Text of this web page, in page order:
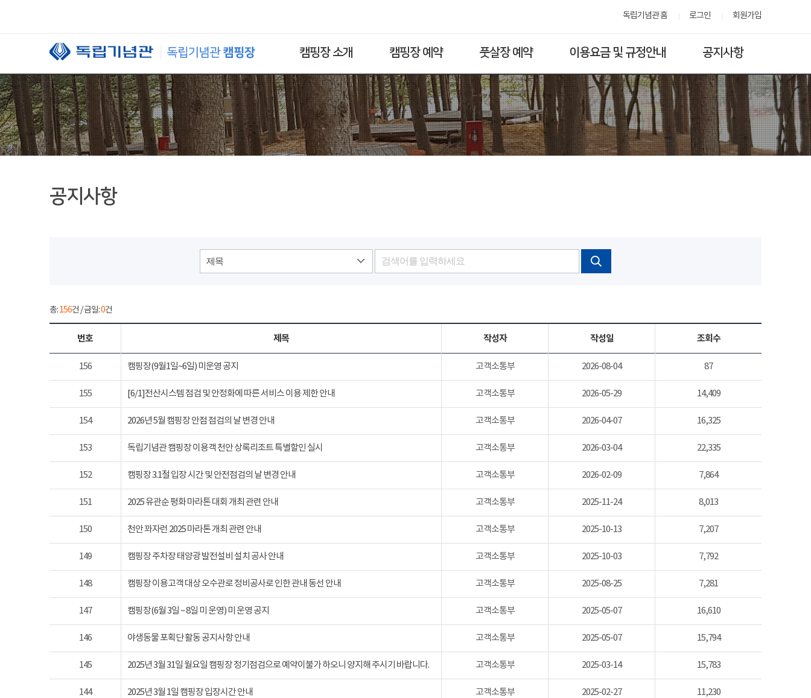
독립기념관 홈 로그인 회원가입
캠핑장 소개 캠핑장 예약 풋살장 예약 이용요금 및 규정안내 공지사항
공지사항
제목
총:156건 / 금일:0건
번호 제목 작성자 작성일 조회수
156 캠핑장(9월1일~6일) 미운영 공지 고객소통부 2026-08-04 87
155 [6/1]전산시스템 점검 및 안정화에 따른 서비스 이용 제한 안내 고객소통부 2026-05-29 14,409
154 2026년 5월 캠핑장 안점 점검의 날 변경 안내 고객소통부 2026-04-07 16,325
153 독립기념관 캠핑장 이용객 천안 상록리조트 특별할인 실시 고객소통부 2026-03-04 22,335
152 캠핑장 3.1절 입장 시간 및 안전점검의 날 변경 안내 고객소통부 2026-02-09 7,864
151 2025 유관순 평화 마라톤 대회 개최 관련 안내 고객소통부 2025-11-24 8,013
150 천안 꽈자런 2025 마라톤 개최 관련 안내 고객소통부 2025-10-13 7,207
149 캠핑장 주차장 태양광 발전설비 설치 공사 안내 고객소통부 2025-10-03 7,792
148 캠핑장 이용고객 대상 오수관로 정비공사로 인한 관내 동선 안내 고객소통부 2025-08-25 7,281
147 캠핑장(6월 3일 ~ 8일 미 운영) 미 운영 공지 고객소통부 2025-05-07 16,610
146 야생동물 포획단 활동 공지사항 안내 고객소통부 2025-05-07 15,794
145 2025년 3월 31일 월요일 캠핑장 정기점검으로 예약이불가 하오니 양지해 주시기 바랍니다. 고객소통부 2025-03-14 15,783
144 2025년 3월 1일 캠핑장 입장시간 안내 고객소통부 2025-02-27 11,230